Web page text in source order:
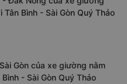
Bình - Sài Gòn Quý Thảo
Gòn của xe giường nằm
- Sài Gòn Quý Thảo